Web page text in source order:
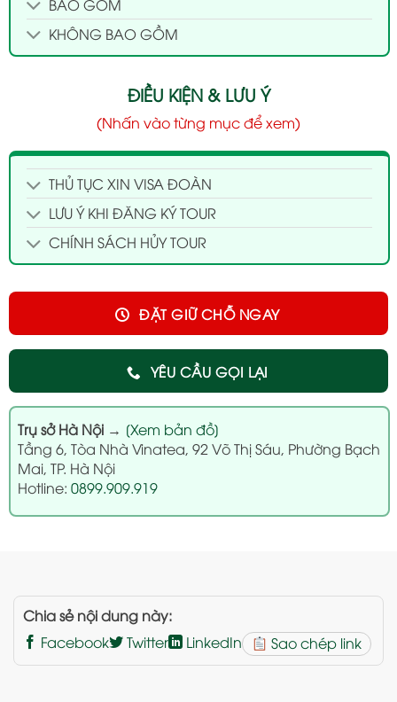
BAO GỒM
KHÔNG BAO GỒM
ĐIỀU KIỆN & LƯU Ý
(Nhấn vào từng mục để xem)
THỦ TỤC XIN VISA ĐOÀN
LƯU Ý KHI ĐĂNG KÝ TOUR
CHÍNH SÁCH HỦY TOUR
YÊU CẦU GỌI LẠI
ĐẶT GIỮ CHỖ NGAY
Trụ sở Hà Nội→ [Xem bản đồ]
Tầng 6, Tòa Nhà Vinatea, 92 Võ Thị Sáu, Phường Bạch
Mai, TP. Hà Nội
Hotline: 0899.909.919
Chia sẻ nội dung này:
Facebook
Twitter LinkedIn Sao chép link